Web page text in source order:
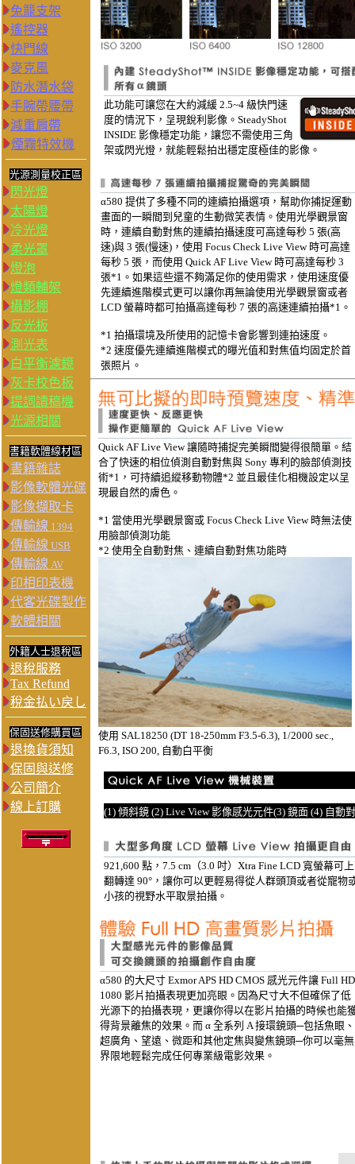
兔籠支架
遙控器
快門線
麥克風
防水潛水袋
手腕帶腰帶
減重肩帶
煙霧特效機
光源測量校正區
閃光燈
太陽燈
冷光燈
柔光罩
燈泡
燈類輔架
攝影棚
反光板
測光表
白平衡濾鏡
灰卡校色板
提詞讀稿機
光源相關
書籍軟體線材區
書籍雜誌
影像軟體光碟
影像擷取卡
傳輸線 1394
傳輸線 USB
傳輸線 AV
印相印表機
代客光碟製作
軟體相關
外籍人士退稅區
退稅服務
Tax Refund
稅金払い戻し
保固送修購買區
退換貨須知
保固與送修
公司簡介
線上訂購
此功能可讓您在大約減緩 2.5~4 級快門速
度的情況下，呈現銳利影像。SteadyShot
INSIDE 影像穩定功能，讓您不需使用三角
架或閃光燈，就能輕鬆拍出穩定度極佳的影像。
α580 提供了多種不同的連續拍攝選項，幫助你捕捉運動
畫面的一瞬間到兒童的生動微笑表情。使用光學觀景窗
時，連續自動對焦的連續拍攝速度可高達每秒 5 張(高
速)與 3 張(慢速)，使用 Focus Check Live View 時可高達
每秒 5 張，而使用 Quick AF Live View 時可高達每秒 3
張*1 。如果這些還不夠滿足你的使用需求，使用速度優
先連續進階模式更可以讓你再無論使用光學觀景窗或者
LCD 螢幕時都可拍攝高達每秒 7 張的高速連續拍攝*1 。
*1 拍攝環境及所使用的記憶卡會影響到連拍速度。
*2 速度優先連續進階模式的曝光值和對焦值均固定於首
張照片。
Quick AF Live View 讓隨時捕捉完美瞬間變得很簡單。結
合了快速的相位偵測自動對焦與 Sony 專利的臉部偵測技
術*1 ，可持續追縱移動物體*2 並且最佳化相機設定以呈
現最自然的膚色。
*1 當使用光學觀景窗或 Focus Check Live View 時無法使
用臉部偵測功能
*2 使用全自動對焦、連續自動對焦功能時
使用 SAL18250 (DT 18-250mm F3.5-6.3), 1/2000 sec.,
F6.3, ISO 200, 自動白平衡
(1) 傾斜鏡 (2) Live View 影像感光元件(3) 鏡面 (4) 自動
921,600 點，7.5 cm（3.0 吋）Xtra Fine LCD 寬螢幕可
翻轉達 90°，讓你可以更輕易得從人群頭頂或者從寵物
小孩的視野水平取景拍攝。
α580 的大尺寸 Exmor APS HD CMOS 感光元件讓 Full HD
1080 影片拍攝表現更加亮眼。因為尺寸大不但確保了低
光源下的拍攝表現，更讓你得以在影片拍攝的時候也能
得背景離焦的效果。而 α 全系列 A 接環鏡頭─包括魚眼、
超廣角、望遠、微距和其他定焦與變焦鏡頭─你可以毫無
界限地輕鬆完成任何專業級電影效果。